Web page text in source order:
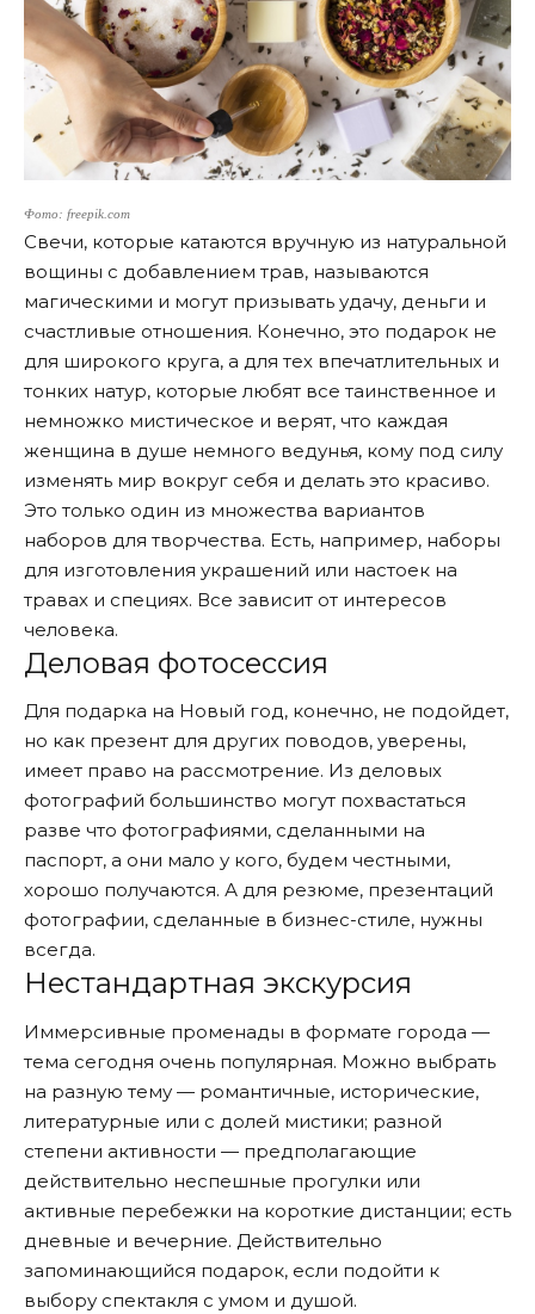
Фото: freepik.com
Свечи, которые катаются вручную из натуральной
вощины с добавлением трав, называются
магическими и могут призывать удачу, деньги и
счастливые отношения. Конечно, это подарок не
для широкого круга, а для тех впечатлительных и
тонких натур, которые любят все таинственное и
немножко мистическое и верят, что каждая
женщина в душе немного ведунья, кому под силу
изменять мир вокруг себя и делать это красиво.
Это только один из множества вариантов
наборов для творчества. Есть, например, наборы
для изготовления украшений или настоек на
травах и специях. Все зависит от интересов
человека.
Деловая фотосессия
Для подарка на Новый год, конечно, не подойдет,
но как презент для других поводов, уверены,
имеет право на рассмотрение. Из деловых
фотографий большинство могут похвастаться
разве что фотографиями, сделанными на
паспорт, а они мало у кого, будем честными,
хорошо получаются. А для резюме, презентаций
фотографии, сделанные в бизнес-стиле, нужны
всегда.
Нестандартная экскурсия
Иммерсивные променады в формате города —
тема сегодня очень популярная. Можно выбрать
на разную тему — романтичные, исторические,
литературные или с долей мистики; разной
степени активности — предполагающие
действительно неспешные прогулки или
активные перебежки на короткие дистанции; есть
дневные и вечерние. Действительно
запоминающийся подарок, если подойти к
выбору спектакля с умом и душой.